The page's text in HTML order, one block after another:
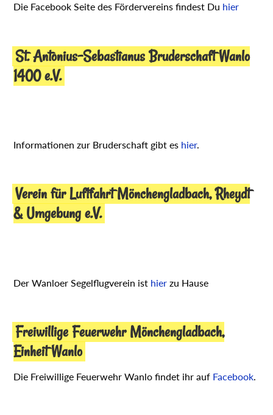
Die Facebook Seite des Fördervereins findest Du hier
St. Antonius-Sebastianus Bruderschaft Wanlo
1400 e.V.
Informationen zur Bruderschaft gibt es hier.
Verein für Luftfahrt Mönchengladbach, Rheydt
& Umgebung e.V.
Der Wanloer Segelflugverein ist hier zu Hause
Freiwillige Feuerwehr Mönchengladbach,
Einheit Wanlo
Die Freiwillige Feuerwehr Wanlo findet ihr auf Facebook.